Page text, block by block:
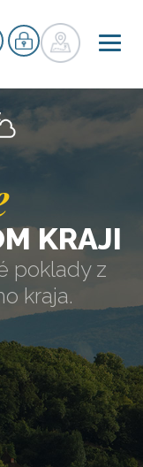
KRAJI
poklady z
kraja.